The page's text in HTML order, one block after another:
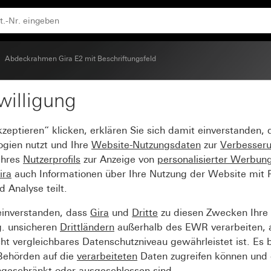
(lackiert)
Abdeckrahmen Gira E2 mit Beschriftungsfeld
mitklicken, erklären Sie sich damit einverstanden,
nutzt und Ihre Website-Nutzungsdaten zur
Nutzerprofils zur Anzeige von personalisierter
auch Informationen über Ihre Nutzung der Website mit
Analyse teilt.
dass Gira und Dritte zu diesen Zwecken Ihre
unsicheren Drittländern außerhalb des EWR verarbeiten,
vergleichbares Datenschutzniveau gewährleistet ist. Es
auf die verarbeiteten Daten zugreifen können und